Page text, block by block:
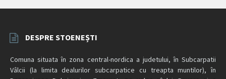
DESPRE STOENEȘTI
Comuna situata în zona central-nordica a judetului, în Subcarpatii
Vâlcii (la limita dealurilor subcarpatice cu treapta muntilor), în